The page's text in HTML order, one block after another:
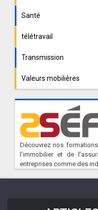
Santé
télétravail
Transmission
Valeurs mobilières
Découvrez nos
l’immobilier et de
entreprises comme des